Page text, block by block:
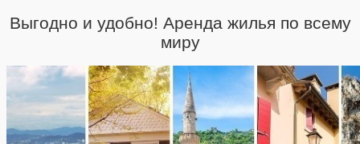
Выгодно и удобно! Аренда жилья по всему
миру